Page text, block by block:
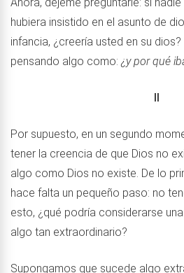
hubiera insistido en el asunto de
infancia, ¿creería usted en su
pensando algo como: ¿y por qué
II
Por supuesto, en un segundo
tener la creencia de que Dios no
algo como Dios no existe. De lo
hace falta un pequeño paso: no
esto, ¿qué podría considerarse
algo tan extraordinario?
Supongamos que sucede algo